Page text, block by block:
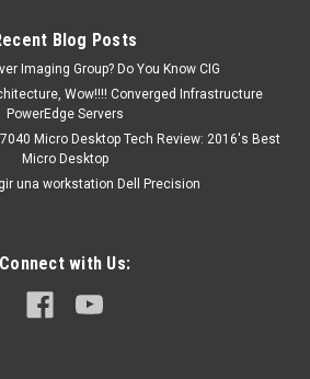
COTIZACION
Blog Posts
Imaging Group? Do You Know CIG
Wow!!!! Converged Infrastructure
PowerEdge Servers
Micro Desktop Tech Review: 2016's Best
Micro Desktop
una workstation Dell Precision
Connect with Us: